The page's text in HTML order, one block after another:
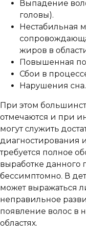
Выпадение
головы).
Нестабильная
жиров в
Повышенная
Сбои в
Нарушения сна.
При этом
отмечаются и при
могут служить
диагностирования
требуется полное
выработке данного
бессимптомно. В
может выражаться
неправильное
появление волос в
областях.